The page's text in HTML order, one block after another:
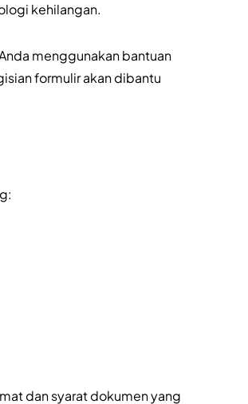
kehilangan.
menggunakan bantuan
formulir akan dibantu
dan syarat dokumen yang